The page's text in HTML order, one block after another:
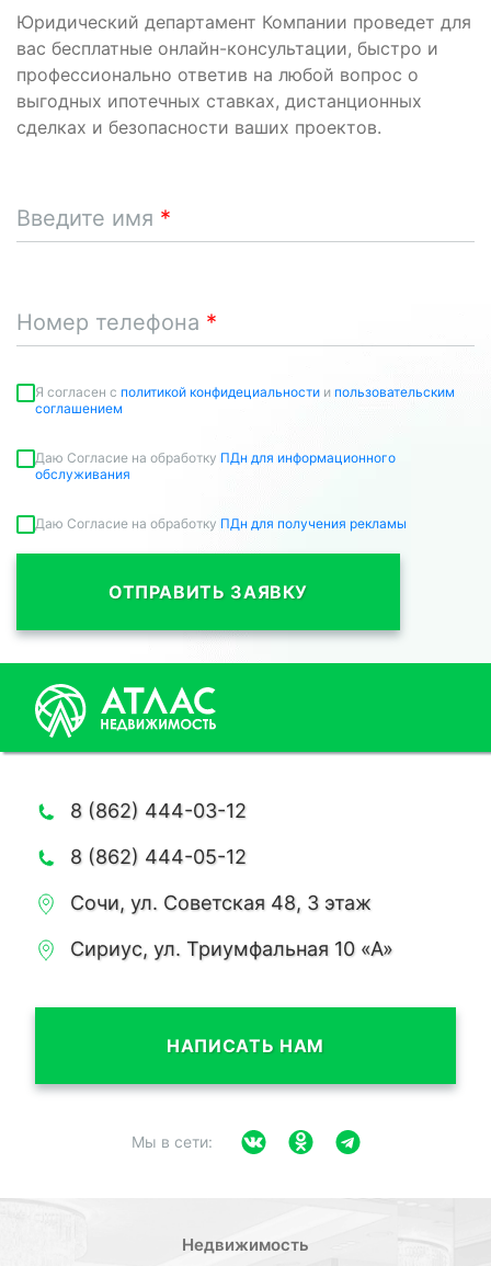
Юридический департамент Компании проведет для
вас бесплатные онлайн-консультации, быстро и
профессионально ответив на любой вопрос о
выгодных ипотечных ставках, дистанционных
сделках и безопасности ваших проектов.
Введите имя
Номер телефона
Я согласен c политикой конфидециальности и пользовательским
соглашением
Даю Согласие на обработку ПДн для информационного
обслуживания
Даю Согласие на обработку ПДн для получения рекламы
ОТПРАВИТЬ ЗАЯВКУ
8 (862) 444-03-12
8 (862) 444-05-12
Сочи, ул. Советская 48, 3 этаж
Сириус, ул. Триумфальная 10 «А»
НАПИСАТЬ НАМ
Мы в сети:
Недвижимость